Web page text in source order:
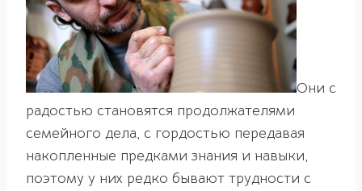
Они с
радостью становятся продолжателями
семейного дела, с гордостью передавая
накопленные предками знания и навыки,
поэтому у них редко бывают трудности с